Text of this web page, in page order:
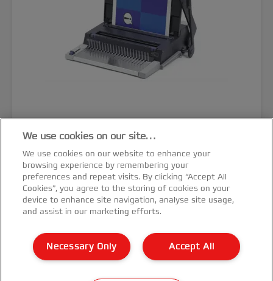
GBC MultiBind 320 multifunkciós
spirálozógép
TERMÉK MEGTEKINTÉSE
HOL VÁSÁROLHATÓ MEG?
We use cookies on our site…
We use cookies on our website to enhance your
browsing experience by remembering your
preferences and repeat visits. By clicking “Accept All
Cookies”, you agree to the storing of cookies on your
device to enhance site navigation, analyse site usage,
and assist in our marketing efforts.
Accept All
Necessary Only